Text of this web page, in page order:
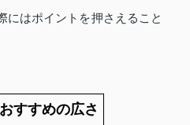
にはポイントを押さえること
すすめの広さ